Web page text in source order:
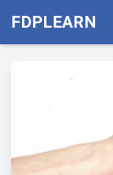
FDPLEARN